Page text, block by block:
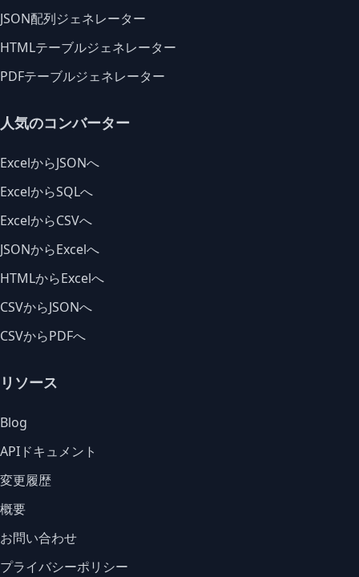
JSON配列ジェネレーター
HTMLテーブルジェネレーター
PDFテーブルジェネレーター
人気のコンバーター
ExcelからJSONへ
ExcelからSQLへ
ExcelからCSVへ
JSONからExcelへ
HTMLからExcelへ
CSVからJSONへ
CSVからPDFへ
リソース
Blog
APIドキュメント
変更履歴
概要
お問い合わせ
プライバシーポリシー